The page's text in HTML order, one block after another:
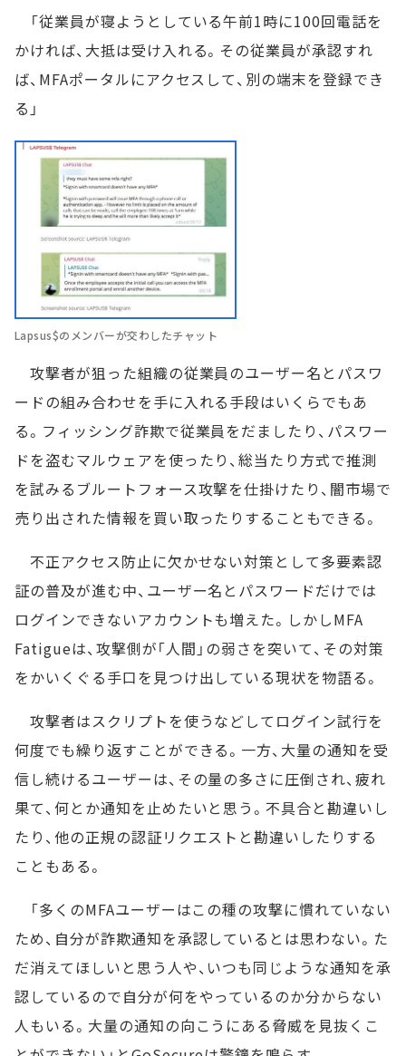
「従業員が寝ようとしている午前1時に100回電話を
かければ、大抵は受け入れる。その従業員が承認すれ
ば、MFAポータルにアクセスして、別の端末を登録でき
る」
Lapsus$のメンバーが交わしたチャット
攻撃者が狙った組織の従業員のユーザー名とパスワ
ードの組み合わせを手に入れる手段はいくらでもあ
る。フィッシング詐欺で従業員をだましたり、パスワー
ドを盗むマルウェアを使ったり、総当たり方式で推測
を試みるブルートフォース攻撃を仕掛けたり、闇市場で
売り出された情報を買い取ったりすることもできる。
不正アクセス防止に欠かせない対策として多要素認
証の普及が進む中、ユーザー名とパスワードだけでは
ログインできないアカウントも増えた。しかしMFA
Fatigueは、攻撃側が「人間」の弱さを突いて、その対策
をかいくぐる手口を見つけ出している現状を物語る。
攻撃者はスクリプトを使うなどしてログイン試行を
何度でも繰り返すことができる。一方、大量の通知を受
信し続けるユーザーは、その量の多さに圧倒され、疲れ
果て、何とか通知を止めたいと思う。不具合と勘違いし
たり、他の正規の認証リクエストと勘違いしたりする
こともある。
「多くのMFAユーザーはこの種の攻撃に慣れていない
ため、自分が詐欺通知を承認しているとは思わない。た
だ消えてほしいと思う人や、いつも同じような通知を承
認しているので自分が何をやっているのか分からない
人もいる。大量の通知の向こうにある脅威を見抜くこ